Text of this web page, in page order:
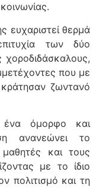
ευχαριστεί θερμά
των δύο
που με
ζωντανό
ένα όμορφο και
ανανεώνει το
και τους
με το ίδιο
πολιτισμό και τη